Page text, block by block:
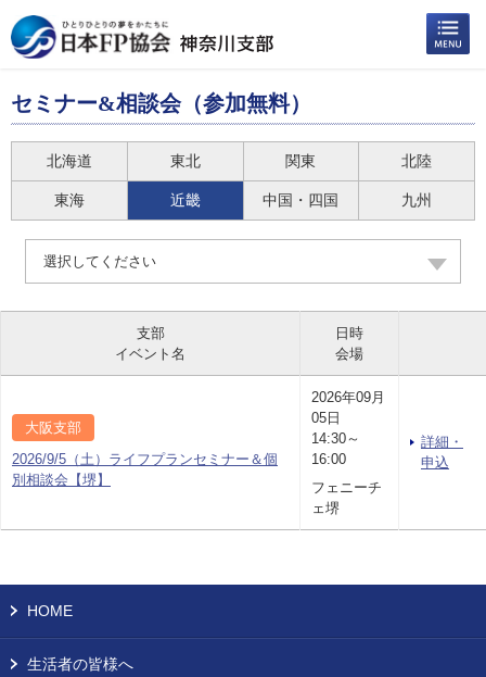
セミナー&相談会（参加無料）
北海道 東北 関東 北陸
東海 近畿 中国・四国 九州
選択してください
支部
イベント名
日時
会場
大阪支部
2026/9/5（土）ライフプランセミナー＆個
別相談会【堺】
2026年09月
05日
14:30～
16:00
フェニーチ
ェ堺
詳細・
申込
HOME
生活者の皆様へ